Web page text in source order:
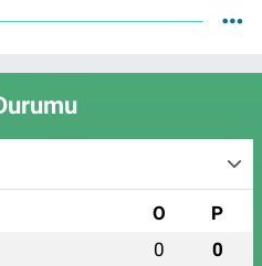
O P
0 0